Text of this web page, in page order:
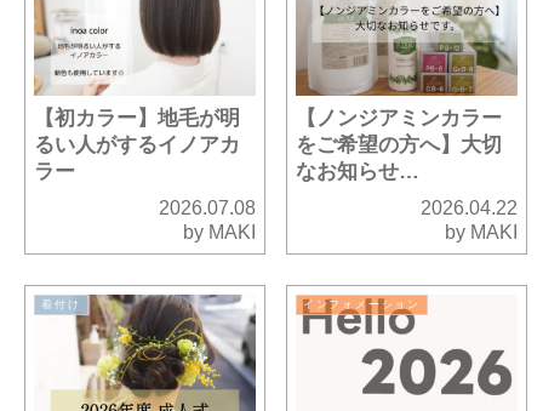
【初カラー】地毛が明
るい人がするイノアカ
ラー
2026.07.08
by MAKI
【ノンジアミンカラー
をご希望の方へ】大切
なお知らせ…
2026.04.22
by MAKI
着付け インフォメーション